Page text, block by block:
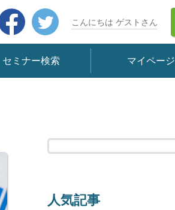
Facebook
こんにちは ゲストさん
セミナー検索 マイページ
人気記事